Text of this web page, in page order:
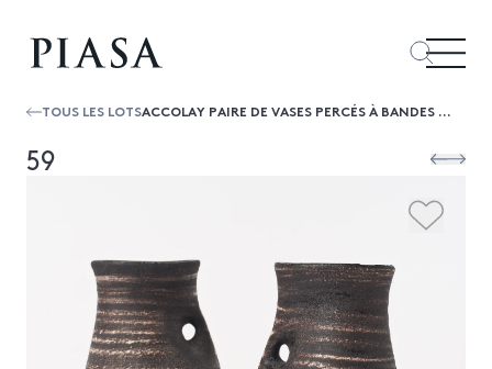
TOUS LES LOTS ACCOLAY PAIRE DE VASES PERCÉS À BANDES CÉRAMIQUE ÉMAILLÉE SIGNÉS DATE DE CRÉATION : VERS 1960 H 24,3 × Ø 15 CM
59